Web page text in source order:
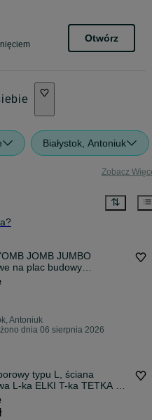
Otwórz
Białystok, Antoniuk
Zobacz
JOMB JUMBO
na plac budowy
Antoniuk
dnia 06 sierpnia 2026
typu L, ściana
L-ka ELKI T-ka TETKA 80